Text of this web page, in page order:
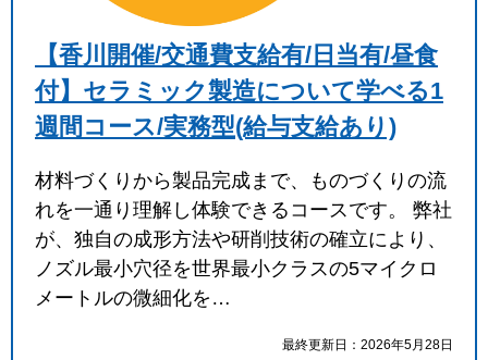
【香川開催/交通費支給有/日当有/昼食
付】セラミック製造について学べる1
週間コース/実務型(給与支給あり)
材料づくりから製品完成まで、ものづくりの流
れを一通り理解し体験できるコースです。 弊社
が、独自の成形方法や研削技術の確立により、
ノズル最小穴径を世界最小クラスの5マイクロ
メートルの微細化を…
最終更新日：2026年5月28日